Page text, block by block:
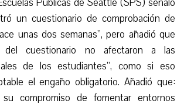
un cuestionario de comprobación de
unas dos semanas”, pero añadió que
del cuestionario no afectaron a las
de los estudiantes”, como si eso
el engaño obligatorio. Añadió que:
su compromiso de fomentar entornos